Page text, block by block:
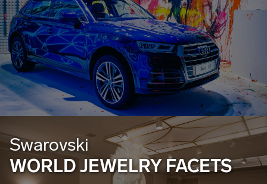
Swarovski
WORLD JEWELRY FACETS